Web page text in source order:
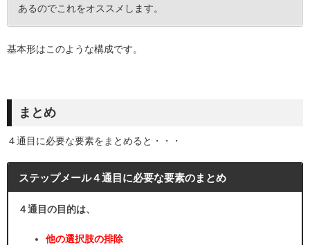
あるのでこれをオススメします。
基本形はこのような構成です。
まとめ
４通目に必要な要素をまとめると・・・
ステップメール４通目に必要な要素のまとめ
４通目の目的は、
他の選択肢の排除